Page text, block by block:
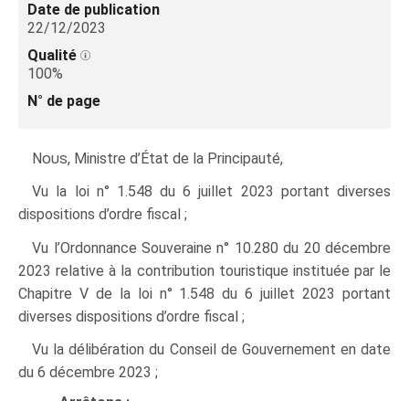
Date de publication
22/12/2023
Qualité
100%
N° de page
Nous, Ministre d’État de la Principauté,
Vu la loi n° 1.548 du 6 juillet 2023 portant diverses
dispositions d’ordre fiscal ;
Vu l’Ordonnance Souveraine n° 10.280 du 20 décembre
2023 relative à la contribution touristique instituée par le
Chapitre V de la loi n° 1.548 du 6 juillet 2023 portant
diverses dispositions d’ordre fiscal ;
Vu la délibération du Conseil de Gouvernement en date
du 6 décembre 2023 ;